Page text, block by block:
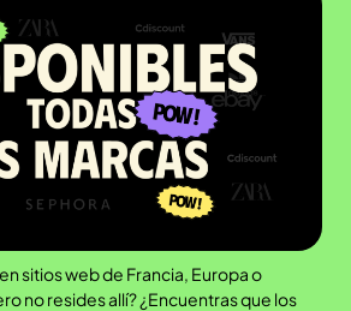
sitios web de Francia, Europa o
no resides allí? ¿Encuentras que los